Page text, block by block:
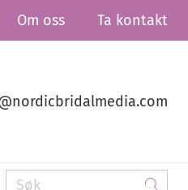
Om oss Ta kontakt